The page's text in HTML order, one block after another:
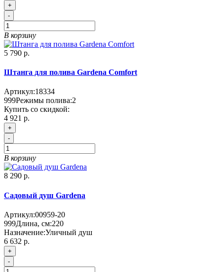
+
-
В корзину
5 790 р.
Штанга для полива Gardena Comfort
Артикул:18334
999Режимы полива:2
Купить со скидкой:
4 921 р.
+
-
В корзину
8 290 р.
Садовый душ Gardena
Артикул:00959-20
999Длина, см:220
Назначение:Уличный душ
6 632 р.
+
-